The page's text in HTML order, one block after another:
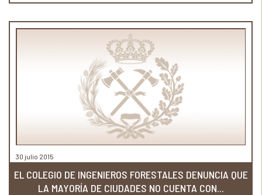
30 julio 2015
EL COLEGIO DE INGENIEROS FORESTALES DENUNCIA QUE
LA MAYORÍA DE CIUDADES NO CUENTA CON...